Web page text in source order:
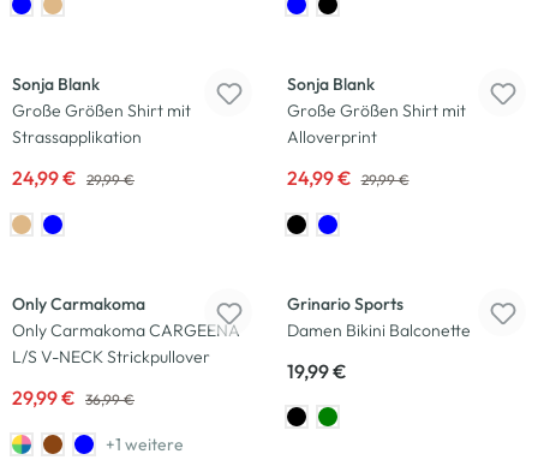
Sonja Blank
Große Größen Shirt mit
Strassapplikation
24,99 € 29,99 €
Sonja Blank
Große Größen Shirt mit
Alloverprint
24,99 € 29,99 €
Only Carmakoma
Only Carmakoma CARGEENA
L/S V-NECK Strickpullover
29,99 € 36,99 €
+1 weitere
Grinario Sports
Damen Bikini Balconette
19,99 €